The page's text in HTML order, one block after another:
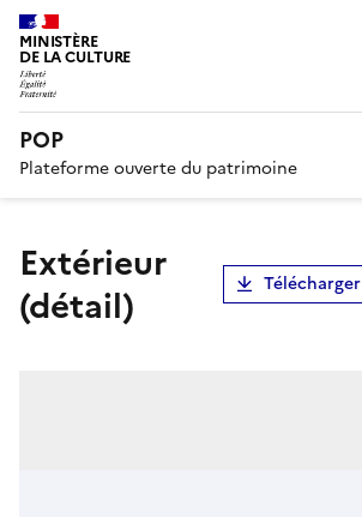
MINISTÈRE
DE LA CULTURE
POP
Plateforme ouverte du patrimoine
Extérieur
(détail)
Télécharger